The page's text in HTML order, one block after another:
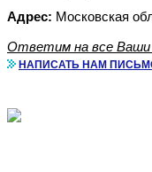
Адрес: Московская
Ответим на все Ваши
НАПИСАТЬ НАМ